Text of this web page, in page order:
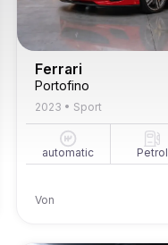
Ferrari
Portofino
2023 • Sport
automatic Petrol
Von